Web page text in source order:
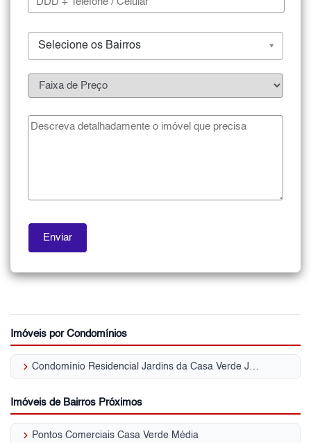
Selecione os Bairros
Imóveis por Condomínios
keyboard_arrow_right Condomínio Residencial Jardins da Casa Verde Jardim das Laranjeiras
Imóveis de Bairros Próximos
keyboard_arrow_right Pontos Comerciais Casa Verde Média